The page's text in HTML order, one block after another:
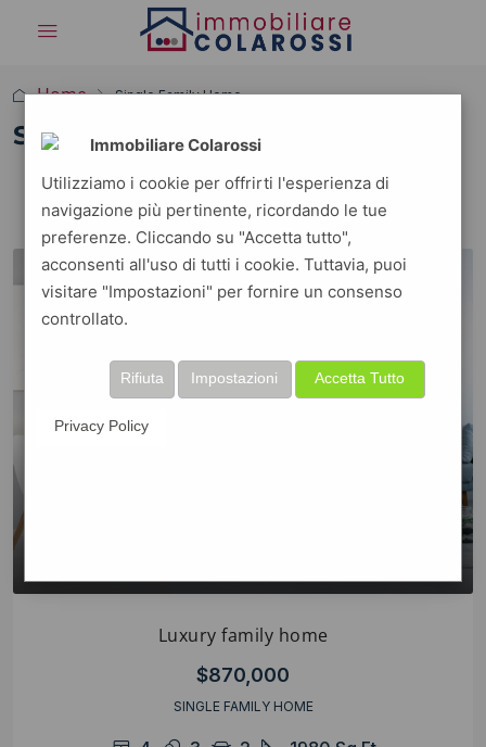
Home Single Family Home
Single Family Home
3 Properties
Ordina per: ORDINE PREDEFINITO
FOR SALE
Luxury family home
$870,000
SINGLE FAMILY HOME
Immobiliare Colarossi
Utilizziamo i cookie per offrirti l'esperienza di
navigazione più pertinente, ricordando le tue
preferenze. Cliccando su "Accetta tutto",
acconsenti all'uso di tutti i cookie. Tuttavia, puoi
visitare "Impostazioni" per fornire un consenso
controllato.
Accetta Tutto
Impostazioni
Rifiuta
Privacy Policy